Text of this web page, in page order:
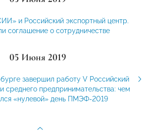
и Российский экспортный центр.
соглашение о сотрудничестве
05 Июня 2019
завершил работу V Российский
среднего предпринимательства: чем
«нулевой» день ПМЭФ-2019